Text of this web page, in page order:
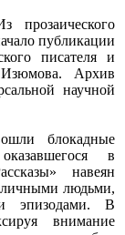
публикации
писателя и
Изюмова. Архив
научной
блокадные
в
навеян
людьми,
эпизодами. В
внимание